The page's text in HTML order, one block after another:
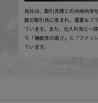
当社は、取引先様との共栄共存
数の取引先に恵まれ、豊富なブ
ています。また、仕入れ先と一
り「機能性の高さ」と「ファッ
ています。